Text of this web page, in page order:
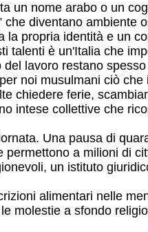
un nome arabo o un
diventano ambiente
propria identità e un
talenti è un'Italia che
lavoro restano
noi musulmani ciò
chiedere ferie,
intese collettive che
Una pausa di
a milioni di
un istituto
alimentari nelle
molestie a sfondo